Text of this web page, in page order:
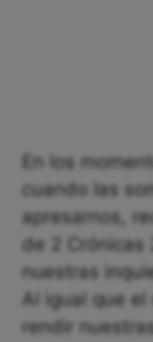
En los
cuando las
apresarnos,
de 2 Crónicas
nuestras
Al igual que
rendir